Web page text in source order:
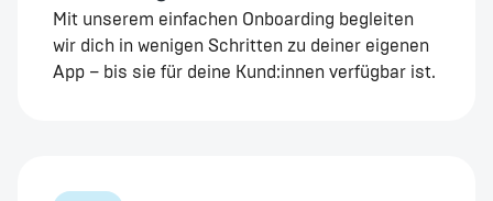
Mit unserem einfachen Onboarding begleiten
wir dich in wenigen Schritten zu deiner eigenen
App – bis sie für deine Kund:innen verfügbar ist.